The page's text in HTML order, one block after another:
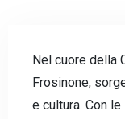
Nel cuore della
Frosinone,
e cultura. Con